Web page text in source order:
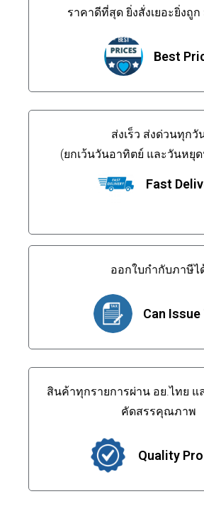
ราคาดีที่สุด ยิ่งสั่งเยอะยิ่งถู
Best
ส่งเร็ว ส่งด่วนทุกวั
(ยกเว้นวันอาทิตย์ และวันหยุ
Fast
ออกใบกำกับภาษีไ
Can Issue
สินค้าทุกรายการผ่าน อย.ไทย แ
คัดสรรคุณภาพ
Quality